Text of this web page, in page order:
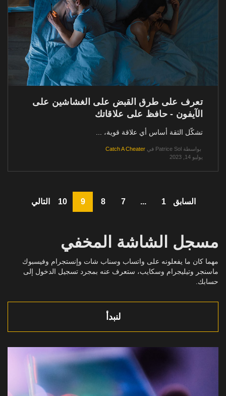
تعرف على طرق القبض على الغشاشين على
الآيفون - حافظ على علاقاتك
تشكّل الثقة أساس أي علاقة قوية، ...
بواسطة Patrice Sol في Catch A Cheater
يوليو 14, 2023
السابق 1
...
7
8
9
10 التالي
مسجل الشاشة المخفي
مهما كان ما يفعلونه على واتساب وسناب شات وإنستجرام وفيسبوك
ماسنجر وتيليجرام وسكايب، ستعرف عنه بمجرد تسجيل الدخول إلى
حسابك.
لنبدأ